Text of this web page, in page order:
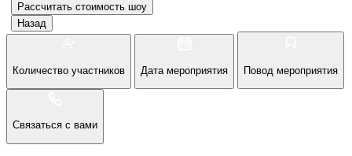
Рассчитать стоимость шоу
Назад
Количество участников Дата мероприятия Повод мероприятия
Связаться с вами